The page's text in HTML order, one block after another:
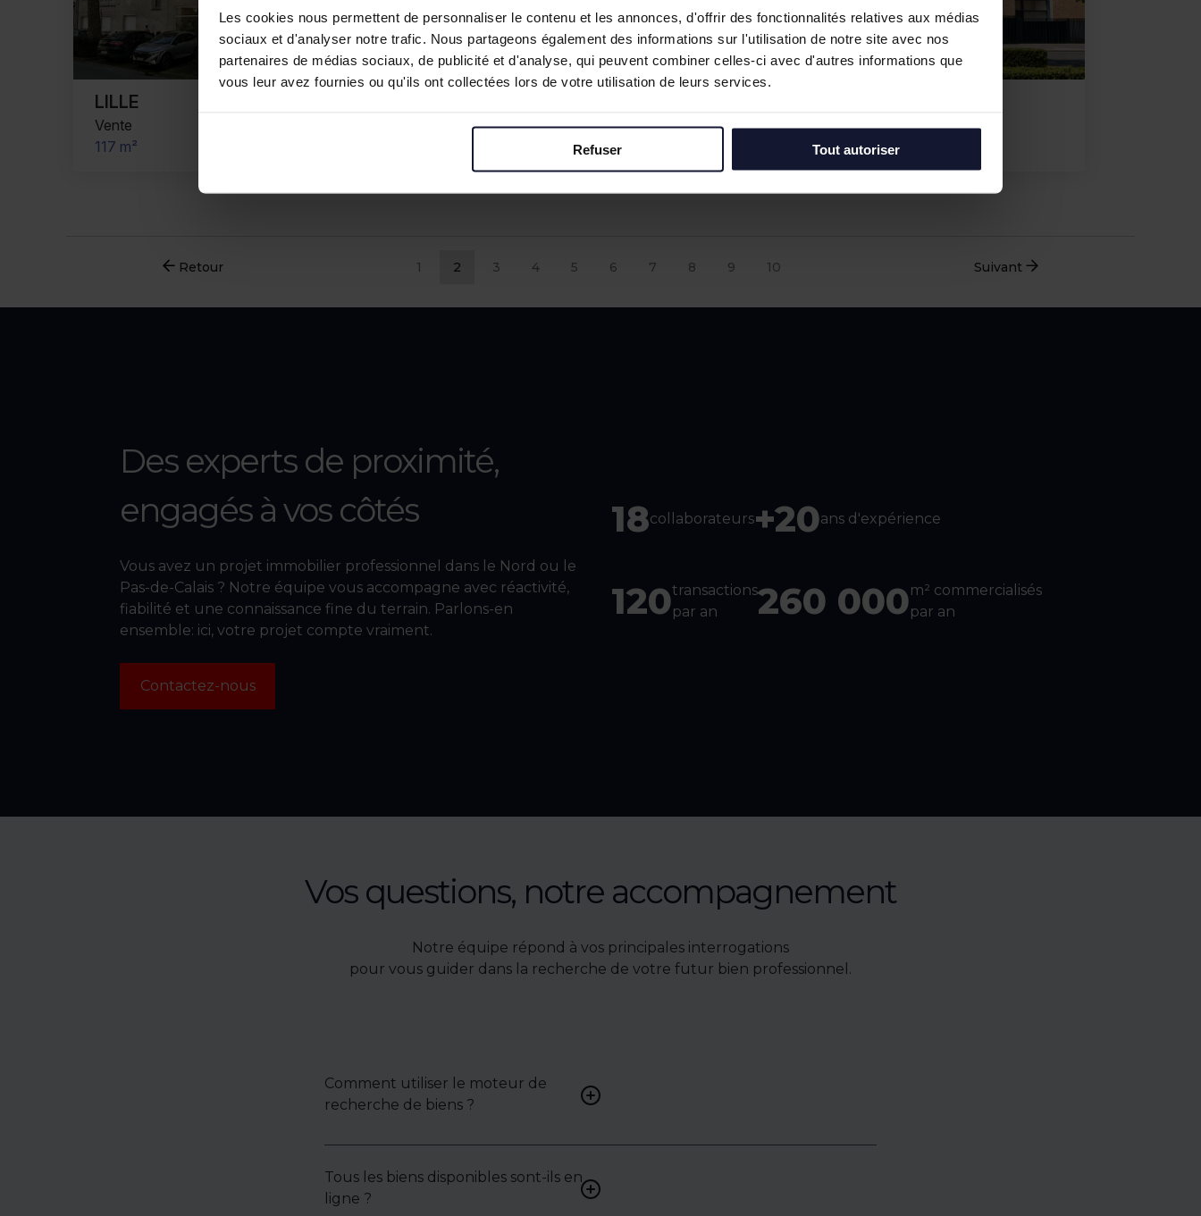
Les cookies nous permettent de personnaliser le contenu et les annonces, d'offrir des fonctionnalités relatives aux médias
sociaux et d'analyser notre trafic. Nous partageons également des informations sur l'utilisation de notre site avec nos
partenaires de médias sociaux, de publicité et d'analyse, qui peuvent combiner celles-ci avec d'autres informations que
vous leur avez fournies ou qu'ils ont collectées lors de votre utilisation de leurs services.
Refuser Tout autoriser
LILLE
Vente
117 m²
Location
Location
126 m² à 377 m²
Retour 1 2 3 4 5 6 7 8 9 10 Suivant
Des experts de proximité,
engagés à vos côtés
Vous avez un projet immobilier professionnel dans le Nord ou le
Pas-de-Calais ? Notre équipe vous accompagne avec réactivité,
fiabilité et une connaissance fine du terrain. Parlons-en
ensemble: ici, votre projet compte vraiment.
Contactez-nous
18collaborateurs+20ans d'expérience
120transactions
par an
260 000m² commercialisés
par an
Vos questions, notre accompagnement
Notre équipe répond à vos principales interrogations
pour vous guider dans la recherche de votre futur bien professionnel.
Comment utiliser le moteur de
recherche de biens ?
Renseignez vos critères (type de bien,
une liste de biens ciblés.
Tous les biens disponibles sont-ils en
ligne ?
Non. Certains biens sont proposés en